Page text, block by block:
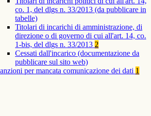
co. 1, del dlgs n. 33/2013 (da pubblicare in
tabelle)
Titolari di incarichi di amministrazione, di
direzione o di governo di cui all'art. 14, co.
1-bis, del dlgs n. 33/2013 2
Cessati dall'incarico (documentazione da
pubblicare sul sito web)
per mancata comunicazione dei dati 1